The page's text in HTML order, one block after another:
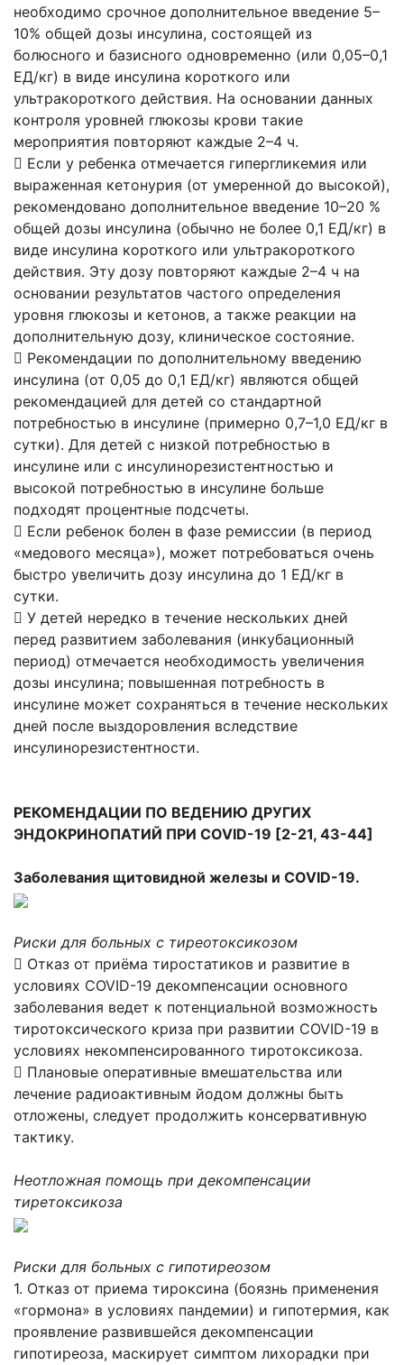
необходимо срочное дополнительное введение 5–
10% общей дозы инсулина, состоящей из
болюсного и базисного одновременно (или 0,05–0,1
ЕД/кг) в виде инсулина короткого или
ультракороткого действия. На основании данных
контроля уровней глюкозы крови такие
мероприятия повторяют каждые 2–4 ч.
 Если у ребенка отмечается гипергликемия или
выраженная кетонурия (от умеренной до высокой),
рекомендовано дополнительное введение 10–20 %
общей дозы инсулина (обычно не более 0,1 ЕД/кг) в
виде инсулина короткого или ультракороткого
действия. Эту дозу повторяют каждые 2–4 ч на
основании результатов частого определения
уровня глюкозы и кетонов, а также реакции на
дополнительную дозу, клиническое состояние.
 Рекомендации по дополнительному введению
инсулина (от 0,05 до 0,1 ЕД/кг) являются общей
рекомендацией для детей со стандартной
потребностью в инсулине (примерно 0,7–1,0 ЕД/кг в
сутки). Для детей с низкой потребностью в
инсулине или с инсулинорезистентностью и
высокой потребностью в инсулине больше
подходят процентные подсчеты.
 Если ребенок болен в фазе ремиссии (в период
«медового месяца»), может потребоваться очень
быстро увеличить дозу инсулина до 1 ЕД/кг в
сутки.
 У детей нередко в течение нескольких дней
перед развитием заболевания (инкубационный
период) отмечается необходимость увеличения
дозы инсулина; повышенная потребность в
инсулине может сохраняться в течение нескольких
дней после выздоровления вследствие
инсулинорезистентности.
РЕКОМЕНДАЦИИ ПО ВЕДЕНИЮ ДРУГИХ
ЭНДОКРИНОПАТИЙ ПРИ COVID-19 [2-21, 43-44]
Заболевания щитовидной железы и COVID-19.
Риски для больных с тиреотоксикозом
 Отказ от приёма тиростатиков и развитие в
условиях COVID-19 декомпенсации основного
заболевания ведет к потенциальной возможность
тиротоксического криза при развитии COVID-19 в
условиях некомпенсированного тиротоксикоза.
 Плановые оперативные вмешательства или
лечение радиоактивным йодом должны быть
отложены, следует продолжить консервативную
тактику.
Неотложная помощь при декомпенсации
тиретоксикоза
Риски для больных с гипотиреозом
1. Отказ от приема тироксина (боязнь применения
«гормона» в условиях пандемии) и гипотермия, как
проявление развившейся декомпенсации
гипотиреоза, маскирует симптом лихорадки при